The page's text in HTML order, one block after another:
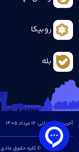
روبیکا
بله
آخرین بروزرسانی: 12 مرداد 1405
© کلیه حقوق